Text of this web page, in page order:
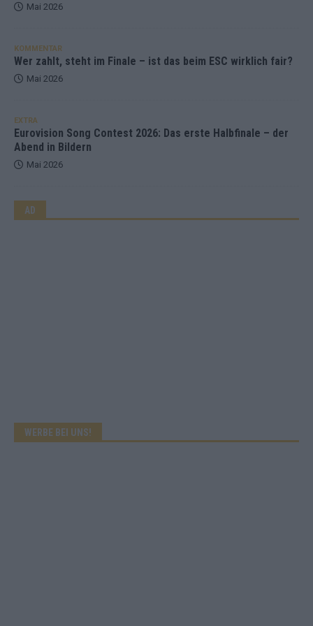
Mai 2026
KOMMENTAR
Wer zahlt, steht im Finale – ist das beim ESC wirklich fair?
Mai 2026
EXTRA
Eurovision Song Contest 2026: Das erste Halbfinale – der
Abend in Bildern
Mai 2026
AD
WERBE BEI UNS!